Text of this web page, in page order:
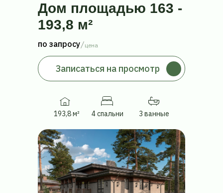
Дом площадью 163 -
193,8 м²
по запросу цена
193,8 м² 4 спальни 3 ванные
Записаться на просмотр